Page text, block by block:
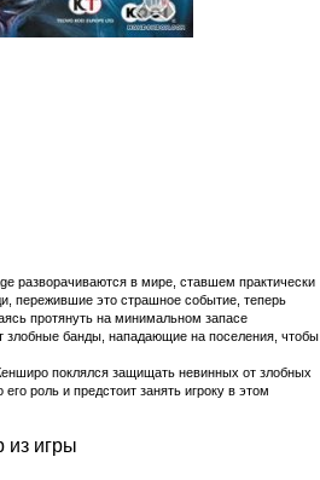
разворачиваются в мире, ставшем практически
пережившие это страшное событие, теперь
протянуть на минимальном запасе
банды, нападающие на поселения, чтобы
поклялся защищать невинных от злобных
роль и предстоит занять игроку в этом
из игры